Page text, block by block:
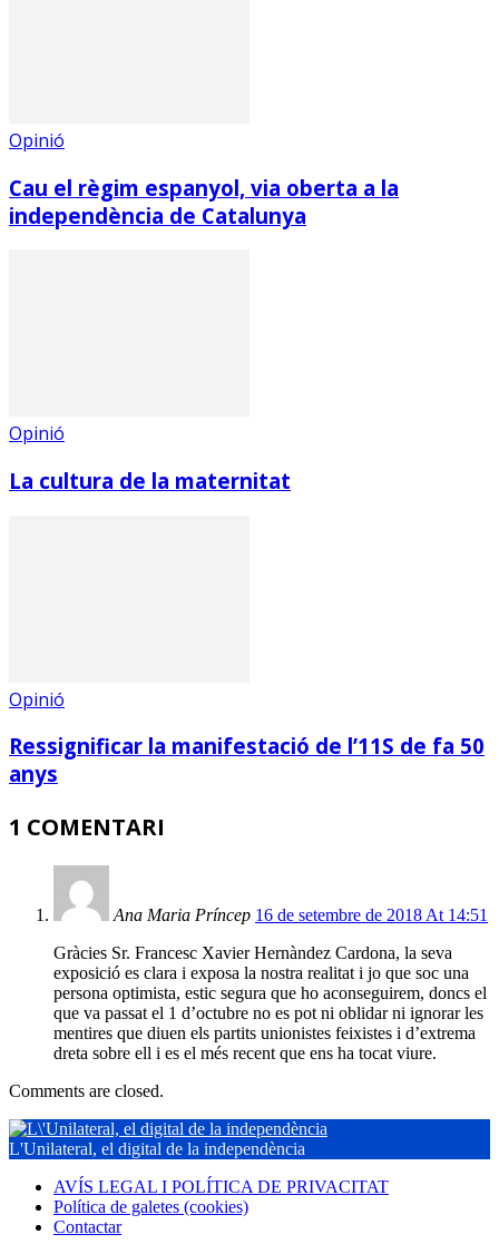
Opinió
Cau el règim espanyol, via oberta a la
independència de Catalunya
Opinió
La cultura de la maternitat
Opinió
Ressignificar la manifestació de l’11S de fa 50
anys
1 COMENTARI
Ana Maria Príncep 16 de setembre de 2018 At 14:51
Gràcies Sr. Francesc Xavier Hernàndez Cardona, la seva
exposició es clara i exposa la nostra realitat i jo que soc una
persona optimista, estic segura que ho aconseguirem, doncs el
que va passat el 1 d’octubre no es pot ni oblidar ni ignorar les
mentires que diuen els partits unionistes feixistes i d’extrema
dreta sobre ell i es el més recent que ens ha tocat viure.
Comments are closed.
L'Unilateral, el digital de la independència
AVÍS LEGAL I POLÍTICA DE PRIVACITAT
Política de galetes (cookies)
Contactar